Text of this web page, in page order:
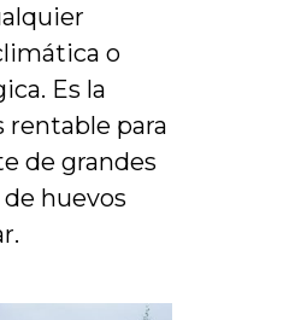
o
Es la
rentable para
de grandes
huevos